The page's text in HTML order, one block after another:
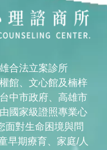
合法立案診所
館、文心館及楠梓
中市政府、高雄市
國家級證照專業心
面對生命困境與問
早期療育、家庭/人